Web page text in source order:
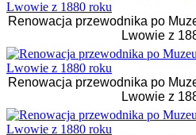
Renowacja przewodnika po
Lwowie z
Renowacja przewodnika po
Lwowie z